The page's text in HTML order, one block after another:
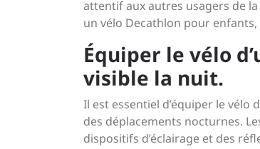
attentif aux autres usagers de
un vélo Decathlon pour
Équiper le vélo
visible la nuit.
Il est essentiel d’équiper le
des déplacements nocturnes.
dispositifs d’éclairage et des